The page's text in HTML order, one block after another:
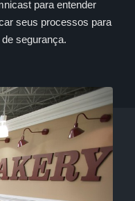
para entender
seus processos para
segurança.